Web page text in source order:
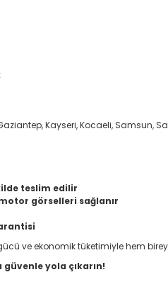
Kayseri, Kocaeli, Samsun,
teslim edilir
görselleri sağlanır
ve ekonomik tüketimiyle hem
yola çıkarın!